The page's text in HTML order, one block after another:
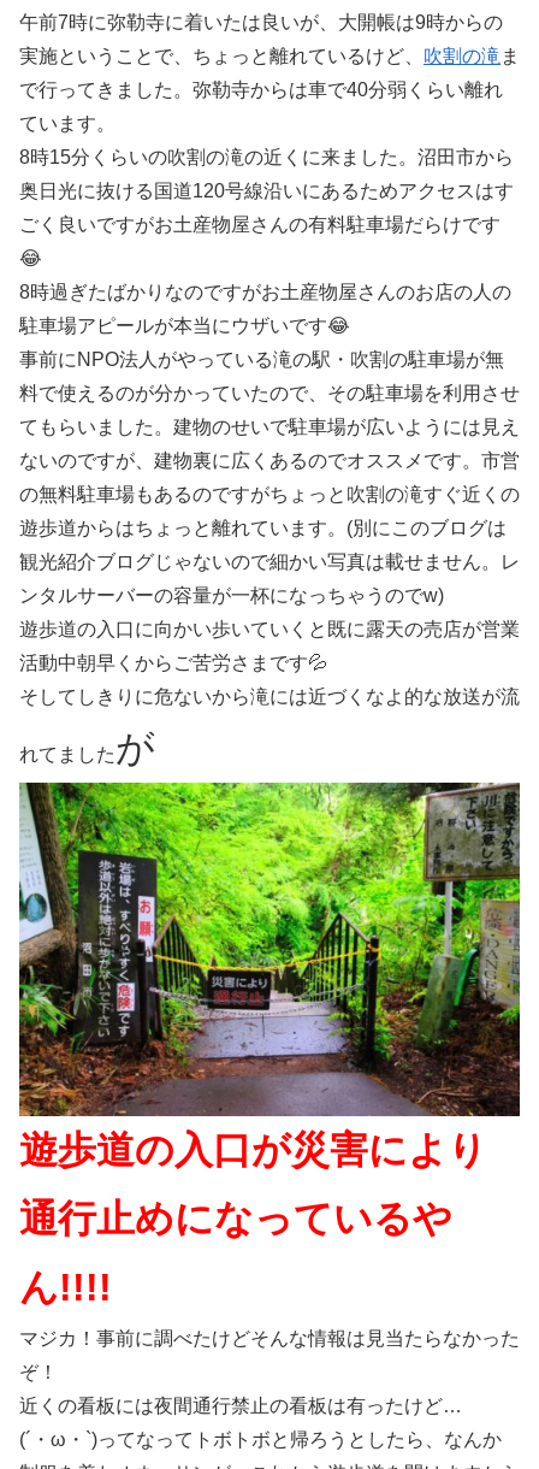
午前7時に弥勒寺に着いたは良いが、大開帳は9時からの
実施ということで、ちょっと離れているけど、 吹割の滝 ま
で行ってきました。弥勒寺からは車で40分弱くらい離れ
ています。
8時15分くらいの吹割の滝の近くに来ました。沼田市から
奥日光に抜ける国道120号線沿いにあるためアクセスはす
ごく良いですがお土産物屋さんの有料駐車場だらけです
😂
8時過ぎたばかりなのですがお土産物屋さんのお店の人の
駐車場アピールが本当にウザいです😂
事前にNPO法人がやっている滝の駅・吹割の駐車場が無
料で使えるのが分かっていたので、その駐車場を利用させ
てもらいました。建物のせいで駐車場が広いようには見え
ないのですが、建物裏に広くあるのでオススメです。市営
の無料駐車場もあるのですがちょっと吹割の滝すぐ近くの
遊歩道からはちょっと離れています。(別にこのブログは
観光紹介ブログじゃないので細かい写真は載せません。レ
ンタルサーバーの容量が一杯になっちゃうのでw)
遊歩道の入口に向かい歩いていくと既に露天の売店が営業
活動中朝早くからご苦労さまです💦
そしてしきりに危ないから滝には近づくなよ的な放送が流
れてましたが
遊歩道の入口が災害により
通行止めになっているや
ん!!!!
マジカ！事前に調べたけどそんな情報は見当たらなかった
ぞ！
近くの看板には夜間通行禁止の看板は有ったけど…
(´・ω・`)ってなってトボトボと帰ろうとしたら、なんか